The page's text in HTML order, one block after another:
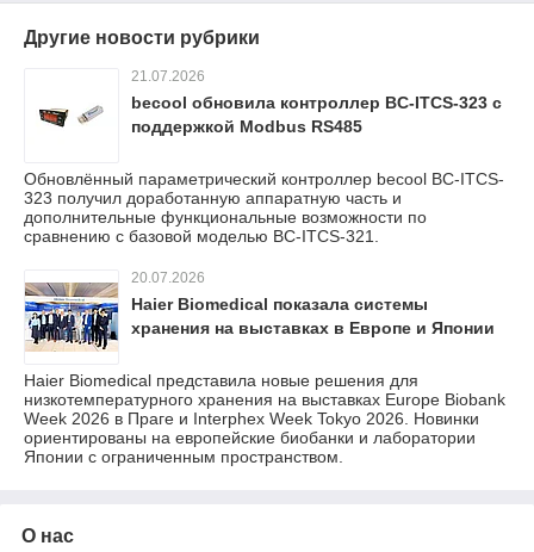
Другие новости рубрики
21.07.2026
becool обновила контроллер BC-ITCS-323 с
поддержкой Modbus RS485
Обновлённый параметрический контроллер becool BC-ITCS-
323 получил доработанную аппаратную часть и
дополнительные функциональные возможности по
сравнению с базовой моделью BC-ITCS-321.
20.07.2026
Haier Biomedical показала системы
хранения на выставках в Европе и Японии
Haier Biomedical представила новые решения для
низкотемпературного хранения на выставках Europe Biobank
Week 2026 в Праге и Interphex Week Tokyo 2026. Новинки
ориентированы на европейские биобанки и лаборатории
Японии с ограниченным пространством.
О нас